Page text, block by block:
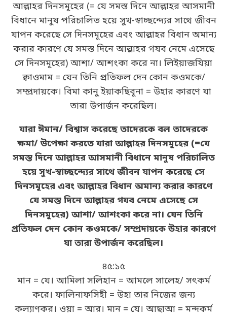
আল্লাহর দিনসমূহের (= যে সমস্ত দিনে আল্লাহর আসমানী
বিধানে মানুষ পরিচালিত হয়ে সুখ-স্বাচ্ছন্দ্যের সাথে জীবন
যাপন করেছে সে দিনসমূহের এবং আল্লাহর বিধান অমান্য
করার কারণে যে সমস্ত দিনে আল্লাহর গযব নেমে এসেছে
সে দিনসমূহের) আশা/ আশংকা করে না। লিইয়াজযিয়া
ক্বাওমাম = যেন তিনি প্রতিফল দেন কোন কওমকে/
সম্প্রদায়কে। বিমা কানু ইয়াকছিবূনা = উহার কারণে যা
তারা উপার্জন করেছিল।
যারা ঈমান/ বিশ্বাস করেছে তাদেরকে বল তাদেরকে
ক্ষমা/ উপেক্ষা করতে যারা আল্লাহর দিনসমূহের (=যে
সমস্ত দিনে আল্লাহর আসমানী বিধানে মানুষ পরিচালিত
হয়ে সুখ-স্বাচ্ছন্দ্যের সাথে জীবন যাপন করেছে সে
দিনসমূহের এবং আল্লাহর বিধান অমান্য করার কারণে
যে সমস্ত দিনে আল্লাহর গযব নেমে এসেছে সে
দিনসমূহের) আশা/ আশংকা করে না। যেন তিনি
প্রতিফল দেন কোন কওমকে/ সম্প্রদায়কে উহার কারণে
যা তারা উপার্জন করেছিল।
৪৫:১৫
মান = যে। আমিলা সলিহান = আমলে সালেহ/ সৎকর্ম
করে। ফালিনাফসিহী = উহা তার নিজের জন্য
কল্যাণকর। ওয়া = আর। মান = যে। আছাআ = মন্দকর্ম